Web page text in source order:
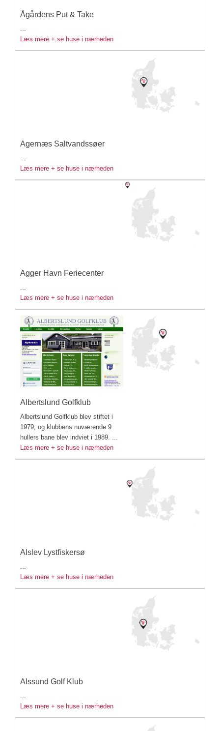
Ågårdens Put & Take
...
Læs mere + se huse i nærheden
Agernæs Saltvandssøer
...
Læs mere + se huse i nærheden
Agger Havn Feriecenter
...
Læs mere + se huse i nærheden
Albertslund Golfklub
Albertslund Golfklub blev stiftet i
1979, og klubbens nuværende 9
hullers bane blev indviet i 1989. ...
Læs mere + se huse i nærheden
Alslev Lystfiskersø
...
Læs mere + se huse i nærheden
Alssund Golf Klub
...
Læs mere + se huse i nærheden